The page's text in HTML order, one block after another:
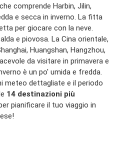
comprende Harbin, Jilin,
e secca in inverno. La fitta
per giocare con la neve.
e piovosa. La Cina orientale,
Huangshan, Hangzhou,
da visitare in primavera e
è un po' umida e fredda.
meteo dettagliate e il periodo
14 destinazioni più
pianificare il tuo viaggio in